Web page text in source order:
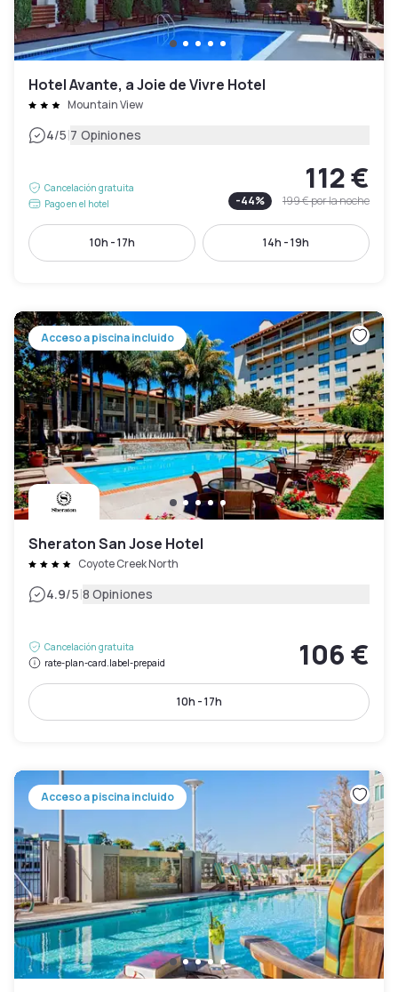
Hotel Avante, a Joie de Vivre Hotel
Mountain View
4/5|7 Opiniones
Cancelación gratuita
Pago en el hotel
112 €
-44% 199 €por la noche
10h - 17h 14h - 19h
Acceso a piscina incluido
Sheraton San Jose Hotel
Coyote Creek North
4.9/5|8 Opiniones
Cancelación gratuita
rate-plan-card.label-prepaid
106 €
10h - 17h
Acceso a piscina incluido